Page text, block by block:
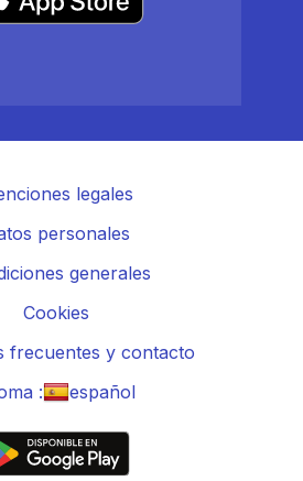
legales
personales
generales
Cookies
frecuentes y contacto
:
español